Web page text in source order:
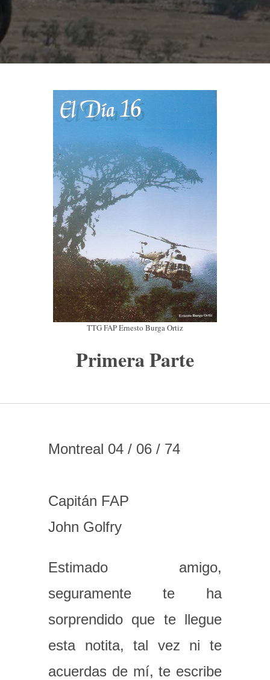
TTG FAP Ernesto Burga Ortiz
Primera Parte
Montreal 04 / 06 / 74
Capitán FAP
John Golfry
Estimado amigo,
seguramente te ha
sorprendido que te llegue
esta notita, tal vez ni te
acuerdas de mí, te escribe